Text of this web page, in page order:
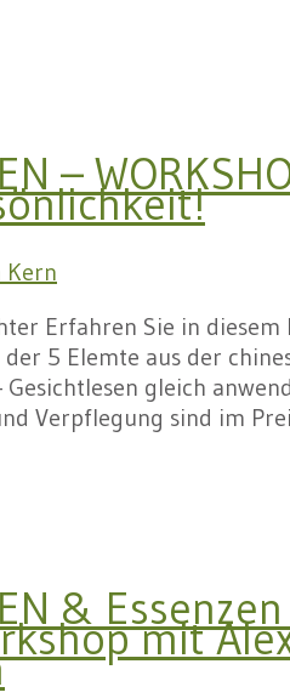
–
Kern
Erfahren Sie in
5 Elemte aus der
gleich
Verpflegung sind im
&
mit